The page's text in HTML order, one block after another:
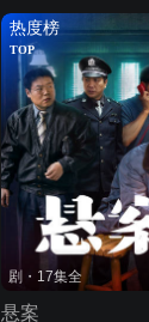
热度榜
TOP
剧・17集全
悬案